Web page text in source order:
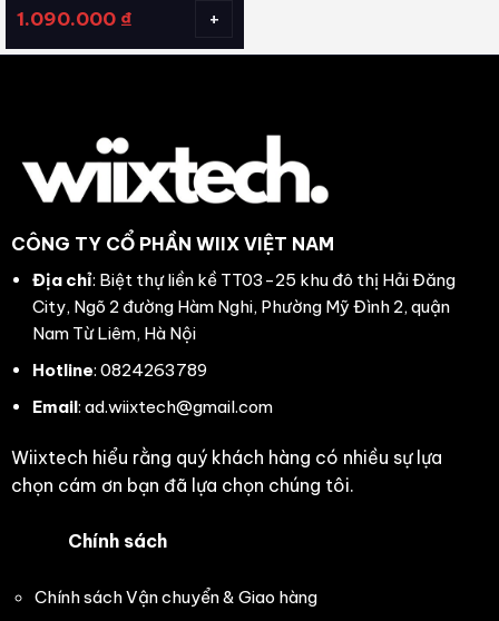
1.090.000 ₫ +
CÔNG TY CỔ PHẦN WIIX VIỆT NAM
Địa chỉ: Biệt thự liền kề TT03-25 khu đô thị Hải Đăng
City, Ngõ 2 đường Hàm Nghi, Phường Mỹ Đình 2, quận
Nam Từ Liêm, Hà Nội
Hotline: 0824263789
Email: ad.wiixtech@gmail.com
Wiixtech hiểu rằng quý khách hàng có nhiều sự lựa
chọn cám ơn bạn đã lựa chọn chúng tôi.
Chính sách
Chính sách Vận chuyển & Giao hàng